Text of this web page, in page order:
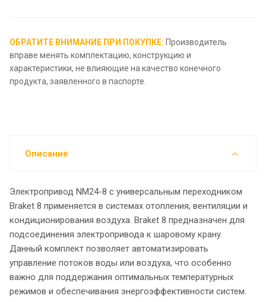
ОБРАТИТЕ ВНИМАНИЕ ПРИ ПОКУПКЕ: Производитель
вправе менять комплектацию, конструкцию и
характеристики, не влияющие на качество конечного
продукта, заявленного в паспорте.
Описание
Электропривод NM24-8 с универсальным переходником
Braket 8 применяется в системах отопления, вентиляции и
кондиционирования воздуха. Braket 8 предназначен для
подсоединения электропривода к шаровому крану.
Данный комплект позволяет автоматизировать
управление потоков воды или воздуха, что особенно
важно для поддержания оптимальных температурных
режимов и обеспечивания энергоэффективности систем.